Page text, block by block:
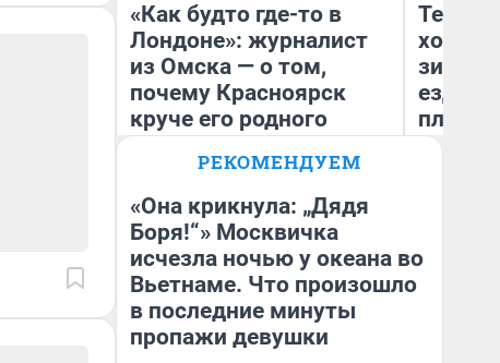
«Как будто где-то в
Лондоне»: журналист
из Омска — о том,
почему Красноярск
круче его родного
города
Сергей Энквист
Тепло
зимой.
ездит
плюсы
РЕКОМЕНДУЕМ
«Она крикнула: „Дядя
Боря!“» Москвичка
исчезла ночью у океана во
Вьетнаме. Что произошло
в последние минуты
пропажи девушки